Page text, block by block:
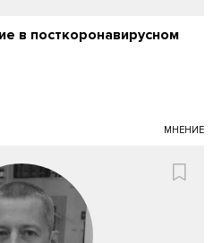
в посткоронавирусном
МНЕНИЕ